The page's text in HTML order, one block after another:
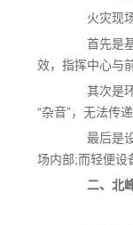
火灾现场
首先是基
效，指挥中心与
其次是环
“杂音”，无法传
最后是设
场内部;而轻便设
二、北峰